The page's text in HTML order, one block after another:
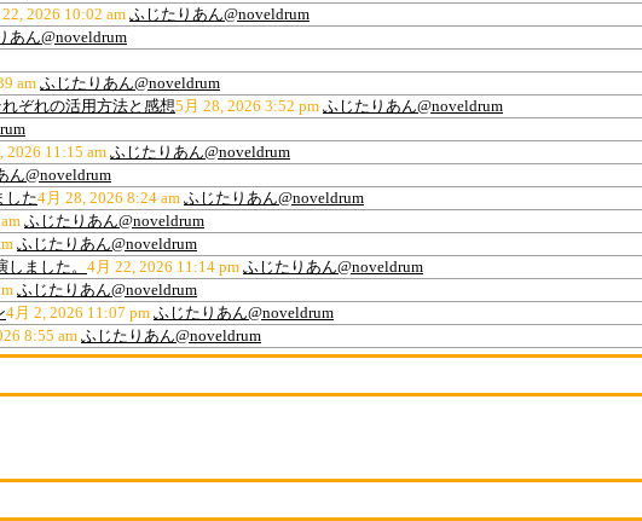
2026 10:02 am ふじたりあん@noveldrum
あん@noveldrum
am ふじたりあん@noveldrum
ぞれの活用方法と感想5月 28, 2026 3:52 pm ふじたりあん@noveldrum
2026 11:15 am ふじたりあん@noveldrum
ん@noveldrum
した4月 28, 2026 8:24 am ふじたりあん@noveldrum
ふじたりあん@noveldrum
ふじたりあん@noveldrum
ました。 4月 22, 2026 11:14 pm ふじたりあん@noveldrum
ふじたりあん@noveldrum
4月 2, 2026 11:07 pm ふじたりあん@noveldrum
8:55 am ふじたりあん@noveldrum